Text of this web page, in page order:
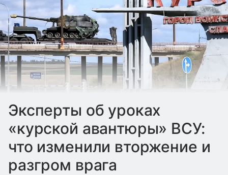
Эксперты об уроках
«курской авантюры» ВСУ:
что изменили вторжение и
разгром врага